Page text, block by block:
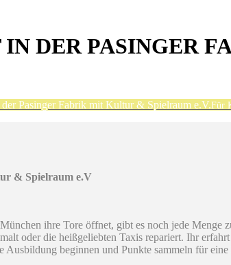
DER PASINGER
Pasinger Fabrik mit Kultur & Spielraum e.V.Für
& Spielraum e.V
ihre Tore öffnet, gibt es noch jede Menge
oder die heißgeliebten Taxis repariert. Ihr
Ausbildung beginnen und Punkte sammeln für